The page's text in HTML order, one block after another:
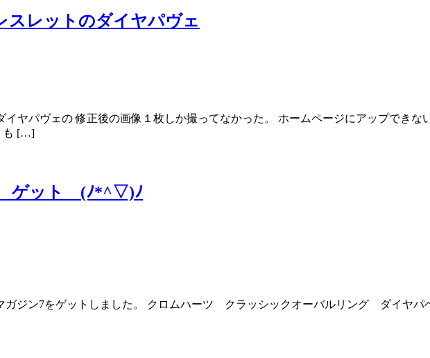
スレットのダイヤパヴェ
ヤパヴェの 修正後の画像１枚しか撮ってなかった。 ホームページにアップでき
も […]
ゲット (ﾉ*^▽)ﾉ
ガジン7をゲットしました。 クロムハーツ クラッシックオーバルリング ダイヤパベ